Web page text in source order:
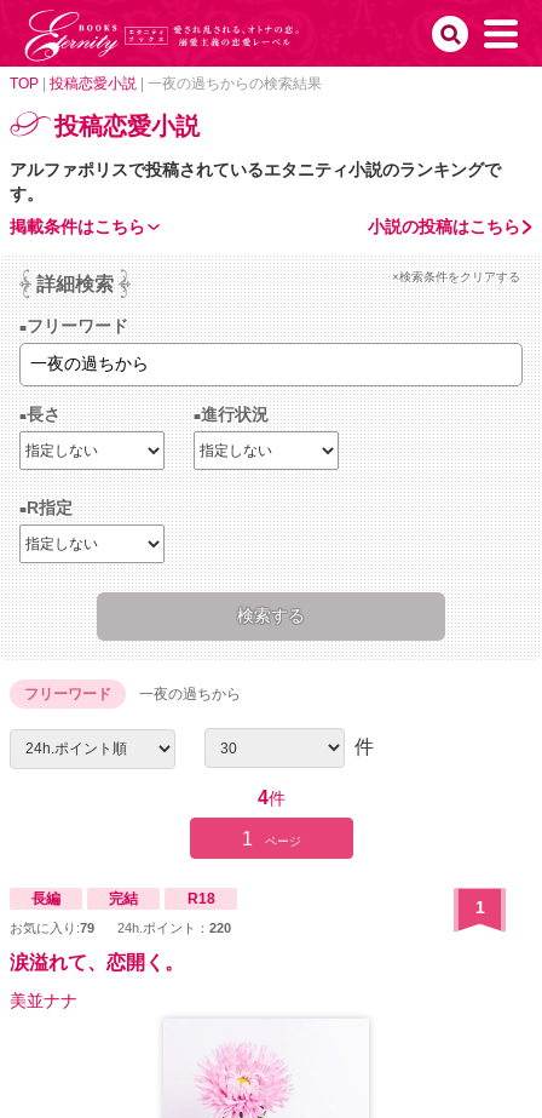
TOP 投稿恋愛小説 一夜の過ちからの検索結果
投稿恋愛小説
アルファポリスで投稿されているエタニティ小説のランキングで
す。
小説の投稿はこちら
掲載条件はこちら
詳細検索 ×検索条件をクリアする
フリーワード
長さ 進行状況
R指定
フリーワード 一夜の過ちから
件
4件
1 ページ
長編 完結 R18
お気に入り:79 24h.ポイント： 220
1
涙溢れて、恋開く。
美並ナナ